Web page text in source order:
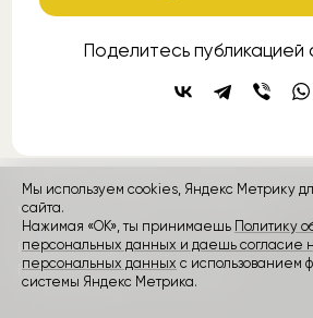
Поделитесь публикацией
контакты
Rozetked © 2026
Пользовательское соглашение
Мы используем cookies, Яндекс Метрику
сайта.
Нажимая «ОК», ты принимаешь Политику
персональных данных и даешь согласие
персональных данных с использованием
системы Яндекс Метрика.